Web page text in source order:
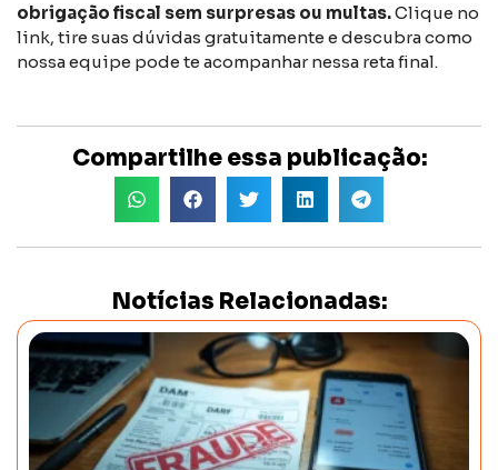
obrigação fiscal sem surpresas ou multas.Clique no
link, tire suas dúvidas gratuitamente e descubra como
nossa equipe pode te acompanhar nessa reta final.
Compartilhe essa publicação:
Notícias Relacionadas: